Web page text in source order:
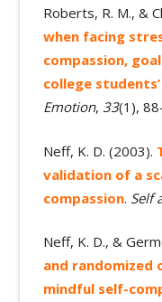
Roberts, R. M., &
when facing
compassion,
college
Emotion, 33(1),
Neff, K. D. (2003).
validation of a
compassion. Self
Neff, K. D., &
and
mindful self-